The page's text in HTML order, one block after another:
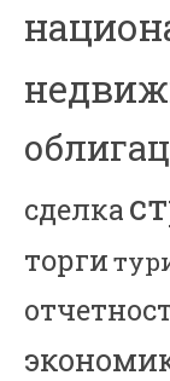
сделка
торги